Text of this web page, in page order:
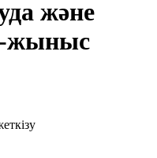
және
жыныс